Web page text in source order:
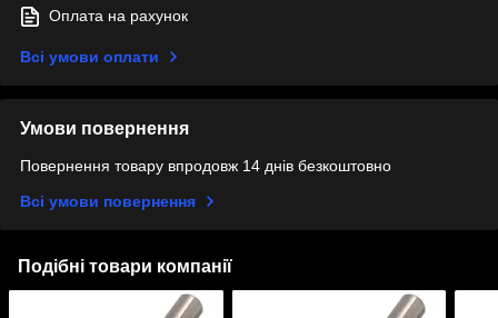
Оплата на рахунок
Всі умови оплати
Умови повернення
Повернення товару впродовж 14 днів безкоштовно
Всі умови повернення
Подібні товари компанії